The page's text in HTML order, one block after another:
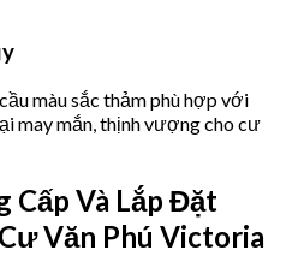
màu sắc thảm phù hợp với
may mắn, thịnh vượng cho cư
Cấp Và Lắp Đặt
Văn Phú Victoria